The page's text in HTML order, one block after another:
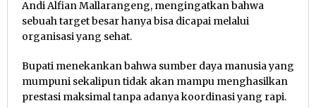
Andi Alfian Mallarangeng, mengingatkan bahwa
sebuah target besar hanya bisa dicapai melalui
organisasi yang sehat.
Bupati menekankan bahwa sumber daya manusia yang
mumpuni sekalipun tidak akan mampu menghasilkan
prestasi maksimal tanpa adanya koordinasi yang rapi.